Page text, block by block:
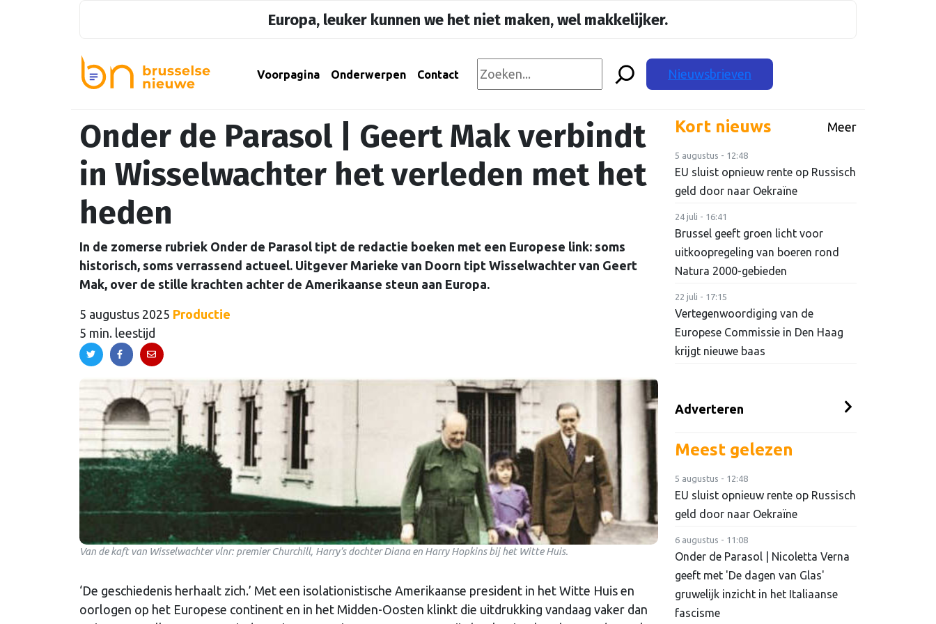
Europa, leuker kunnen we het niet maken, wel makkelijker.
Voorpagina Onderwerpen Contact Nieuwsbrieven
Onder de Parasol | Geert Mak verbindt
in Wisselwachter het verleden met het
heden
In de zomerse rubriek Onder de Parasol tipt de redactie boeken met een Europese link: soms
historisch, soms verrassend actueel. Uitgever Marieke van Doorn tipt Wisselwachter van Geert
Mak, over de stille krachten achter de Amerikaanse steun aan Europa.
5 augustus 2025 Productie
5 min. leestijd
Van de kaft van Wisselwachter vlnr: premier Churchill, Harry’s dochter Diana en Harry Hopkins bij het Witte Huis.
‘De geschiedenis herhaalt zich.’ Met een isolationistische Amerikaanse president in het Witte Huis en
oorlogen op het Europese continent en in het Midden-Oosten klinkt die uitdrukking vandaag vaker dan
Kort nieuws Meer
5 augustus - 12:48
EU sluist opnieuw rente op Russisch
geld door naar Oekraïne
24 juli - 16:41
Brussel geeft groen licht voor
uitkoopregeling van boeren rond
Natura 2000-gebieden
22 juli - 17:15
Vertegenwoordiging van de
Europese Commissie in Den Haag
krijgt nieuwe baas
Adverteren
Meest gelezen
5 augustus - 12:48
EU sluist opnieuw rente op Russisch
geld door naar Oekraïne
6 augustus - 11:08
Onder de Parasol | Nicoletta Verna
geeft met 'De dagen van Glas'
gruwelijk inzicht in het Italiaanse
fascisme